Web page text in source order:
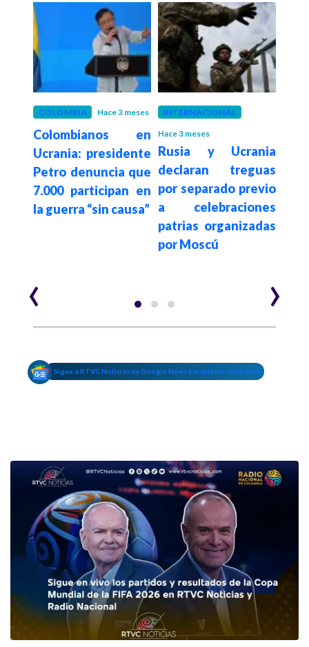
COLOMBIA Hace 3 meses
Colombianos en
Ucrania: presidente
Petro denuncia que
7.000 participan en
la guerra “sin causa”
INTERNACIONAL
Hace 3 meses
Rusia y Ucrania
declaran treguas
por separado previo
a celebraciones
patrias organizadas
por Moscú
‹ ›
Sigue a RTVC Noticias en Google News y mantente conectado